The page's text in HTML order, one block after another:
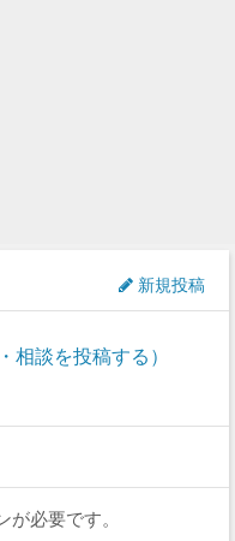
新規投稿
相談を投稿する）
必要です。